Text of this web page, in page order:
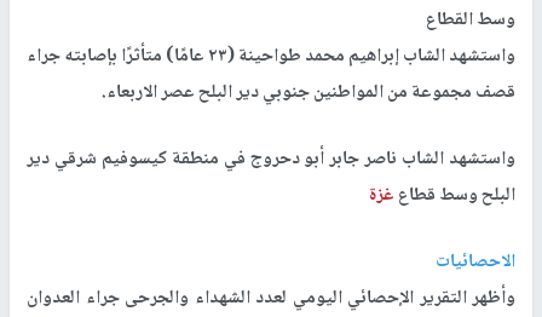
وسط القطاع
واستشهد الشاب إبراهيم محمد طواحينة (٢٣ عامًا) متأثرًا بإصابته جراء
قصف مجموعة من المواطنين جنوبي دير البلح عصر الاربعاء.
واستشهد الشاب ناصر جابر أبو دحروج في منطقة كيسوفيم شرقي دير
البلح وسط قطاعغزة
الاحصائيات
وأظهر التقرير الإحصائي اليومي لعدد الشهداء والجرحى جراء العدوان